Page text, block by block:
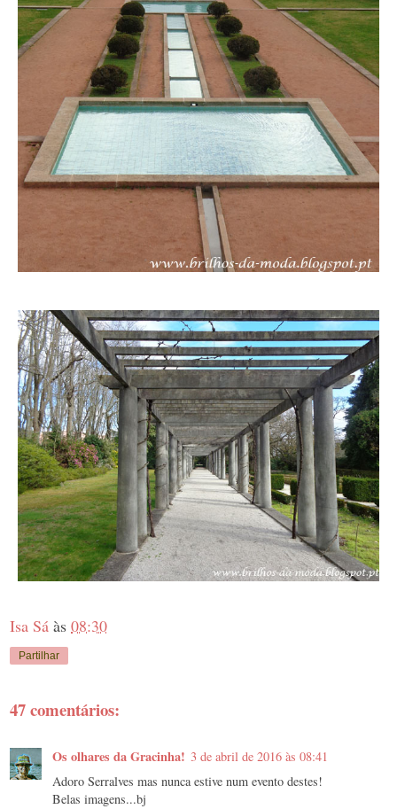
Isa Sá às 08:30
Partilhar
47 comentários:
Os olhares da Gracinha! 3 de abril de 2016 às 08:41
Adoro Serralves mas nunca estive num evento destes!
Belas imagens...bj